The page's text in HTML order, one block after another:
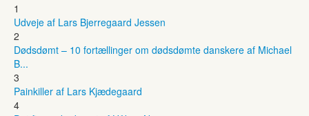
1
Udveje af Lars Bjerregaard Jessen
2
Dødsdømt – 10 fortællinger om dødsdømte danskere af Michael
B...
3
Painkiller af Lars Kjædegaard
4